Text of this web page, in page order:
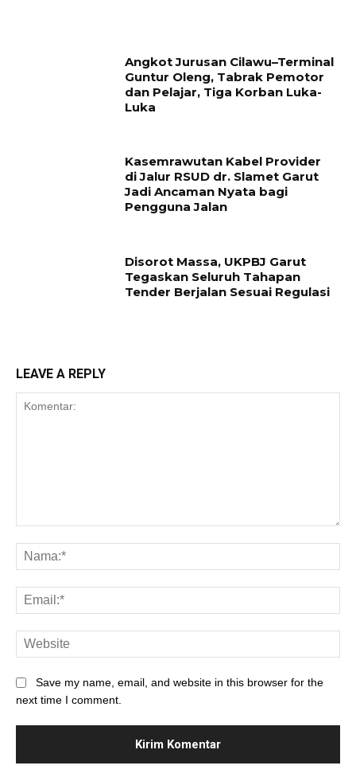
Angkot Jurusan Cilawu–Terminal
Guntur Oleng, Tabrak Pemotor
dan Pelajar, Tiga Korban Luka-
Luka
Kasemrawutan Kabel Provider
di Jalur RSUD dr. Slamet Garut
Jadi Ancaman Nyata bagi
Pengguna Jalan
Disorot Massa, UKPBJ Garut
Tegaskan Seluruh Tahapan
Tender Berjalan Sesuai Regulasi
LEAVE A REPLY
Save my name, email, and website in this browser for the
next time I comment.